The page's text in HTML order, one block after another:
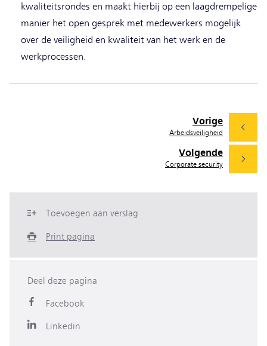
kwaliteitsrondes en maakt hierbij op een laagdrempelige
manier het open gesprek met medewerkers mogelijk
over de veiligheid en kwaliteit van het werk en de
werkprocessen.
Volgende
Corporate security
Vorige
Arbeidsveiligheid
Toevoegen aan verslag
Print pagina
Deel deze pagina
Facebook
Linkedin